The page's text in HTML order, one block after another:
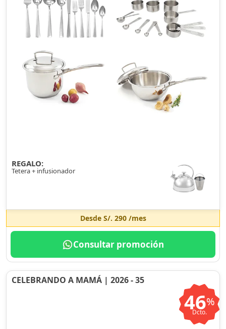
REGALO:
Tetera + infusionador
Desde S/. 290/mes
Consultar promoción
CELEBRANDO A MAMÁ | 2026 - 35
46%
Dcto.